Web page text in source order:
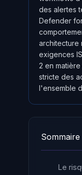
des alertes
Defender
architecture
exigences
2 en
stricte des
l'ensemble
Sommaire
Le